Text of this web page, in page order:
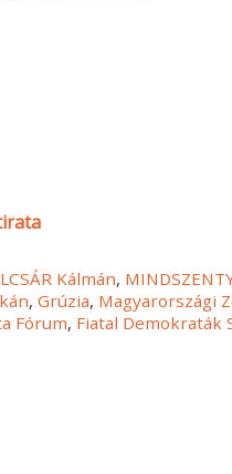
Kálmán,
,Grúzia, Magyarországi
Fórum, Fiatal Demokraták